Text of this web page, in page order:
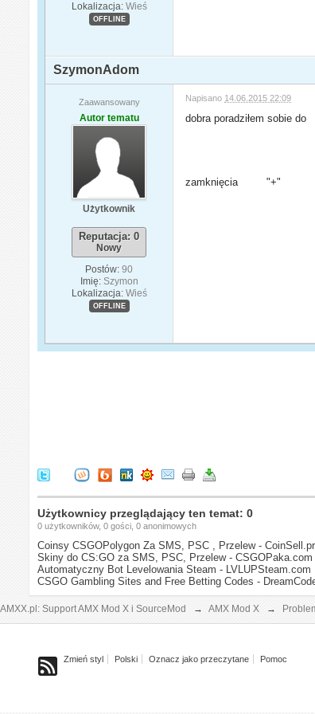
Lokalizacja: Wieś
OFFLINE
SzymonAdom
Zaawansowany
Autor tematu
Użytkownik
Reputacja: 0
Nowy
Postów: 90
Imię: Szymon
Lokalizacja: Wieś
OFFLINE
Napisano 14.06.2015 22:09
dobra poradziłem sobie do
zamknięcia "+"
Użytkownicy przeglądający ten temat: 0
0 użytkowników, 0 gości, 0 anonimowych
Coinsy CSGOPolygon Za SMS, PSC , Przelew -
Skiny do CS:GO za SMS, PSC, Przelew - CSGOPaka.com
Automatyczny Bot Levelowania Steam - LVLUPSteam.com
CSGO Gambling Sites and Free Betting Codes -
AMXX.pl: Support AMX Mod X i SourceMod → AMX Mod X →
Zmień styl Polski Oznacz jako przeczytane Pomoc